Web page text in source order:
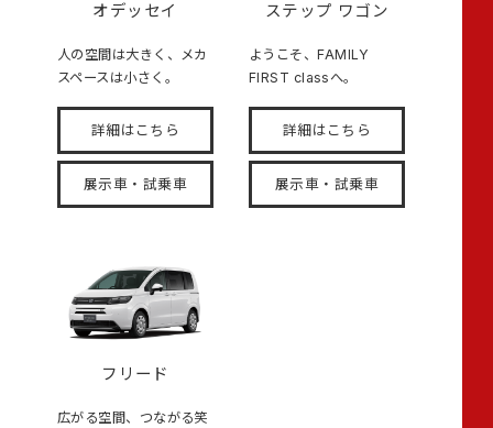
オデッセイ
人の空間は大きく、メカ
スペースは小さく。
詳細はこちら
展示車・試乗車
ステップ ワゴン
ようこそ、FAMILY
FIRST classへ。
詳細はこちら
展示車・試乗車
フリード
広がる空間、つながる笑